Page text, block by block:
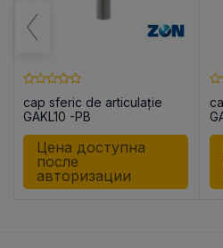
cap sferic de articulație
GAKL10 -PB
Цена доступна
после
авторизации